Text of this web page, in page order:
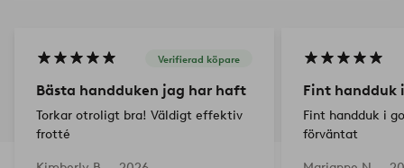
Verifierad köpare
Bästa handduken jag har haft
Torkar otroligt bra! Väldigt effektiv
frotté
Fint handduk
Fint handduk i
förväntat